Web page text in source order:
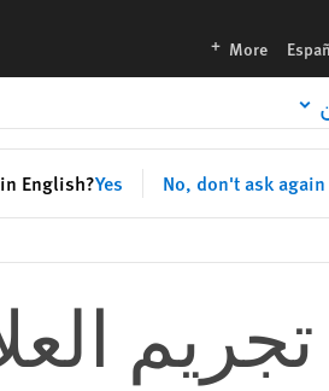
More
languages
English?Yes No, don't ask again